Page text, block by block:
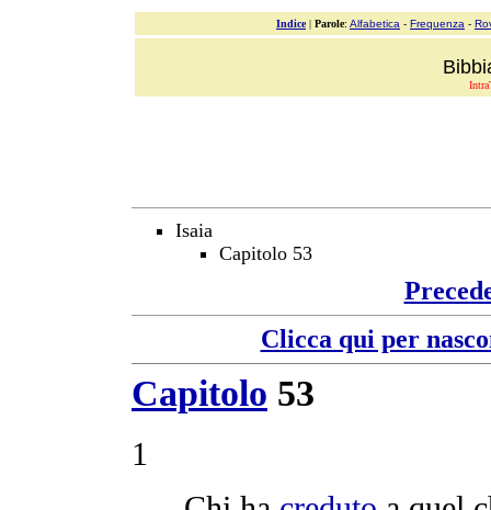
Indice| Parole: Alfabetica - Frequenza -
Isaia
Capitolo 53
Clicca qui per
Capitolo 53
1